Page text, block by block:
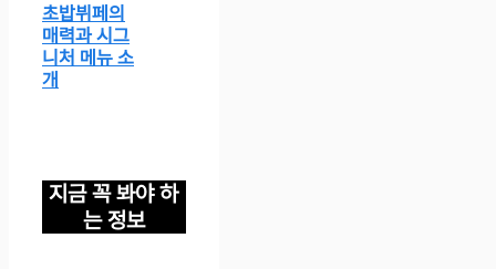
초밥뷔페의
매력과 시그
니처 메뉴 소
개
지금 꼭 봐야 하
는 정보